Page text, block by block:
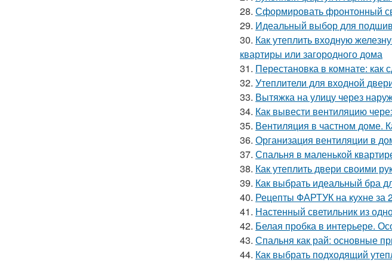
28. Сформировать фронтонный
29. Идеальный выбор для
30. Как утеплить входную
квартиры или загородного дома
31. Перестановка в комнате: как
32. Утеплители для входной
33. Вытяжка на улицу через
34. Как вывести вентиляцию
35. Вентиляция в частном доме.
36. Организация вентиляции в
37. Спальня в маленькой
38. Как утеплить двери своими
39. Как выбрать идеальный бра
40. Рецепты ФАРТУК на кухне за
41. Настенный светильник из
42. Белая пробка в интерьере.
43. Спальня как рай: основные
44. Как выбрать подходящий